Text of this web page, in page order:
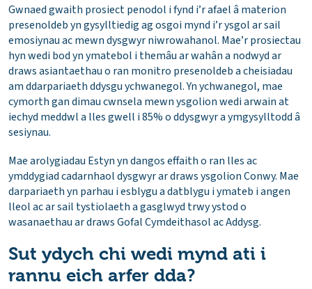
Gwnaed gwaith prosiect penodol i fynd i’r afael â materion
presenoldeb yn gysylltiedig ag osgoi mynd i’r ysgol ar sail
emosiynau ac mewn dysgwyr niwrowahanol. Mae’r prosiectau
hyn wedi bod yn ymatebol i themâu ar wahân a nodwyd ar
draws asiantaethau o ran monitro presenoldeb a cheisiadau
am ddarpariaeth ddysgu ychwanegol. Yn ychwanegol, mae
cymorth gan dimau cwnsela mewn ysgolion wedi arwain at
iechyd meddwl a lles gwell i 85% o ddysgwyr a ymgysylltodd â
sesiynau.
Mae arolygiadau Estyn yn dangos effaith o ran lles ac
ymddygiad cadarnhaol dysgwyr ar draws ysgolion Conwy. Mae
darpariaeth yn parhau i esblygu a datblygu i ymateb i angen
lleol ac ar sail tystiolaeth a gasglwyd trwy ystod o
wasanaethau ar draws Gofal Cymdeithasol ac Addysg.
Sut ydych chi wedi mynd ati i
rannu eich arfer dda?